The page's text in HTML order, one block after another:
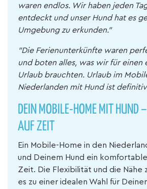
waren endlos. Wir haben jeden
entdeckt und unser Hund hat es
Umgebung zu erkunden."
"Die Ferienunterkünfte waren
und boten alles, was wir für einen
Urlaub brauchten. Urlaub im
Niederlanden mit Hund ist
DEIN MOBILE-HOME MIT HUND
AUF ZEIT
Ein Mobile-Home in den
und Deinem Hund ein
Zeit. Die Flexibilität und die Nähe
es zu einer idealen Wahl für